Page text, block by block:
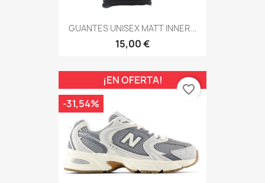
GUANTES UNISEX MATT INNER...
15,00 €
¡EN OFERTA!
-31,54%
favorite_border